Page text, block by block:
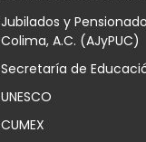
Jubilados y
Colima, A.C. (AJyPUC)
Secretaría de
UNESCO
CUMEX